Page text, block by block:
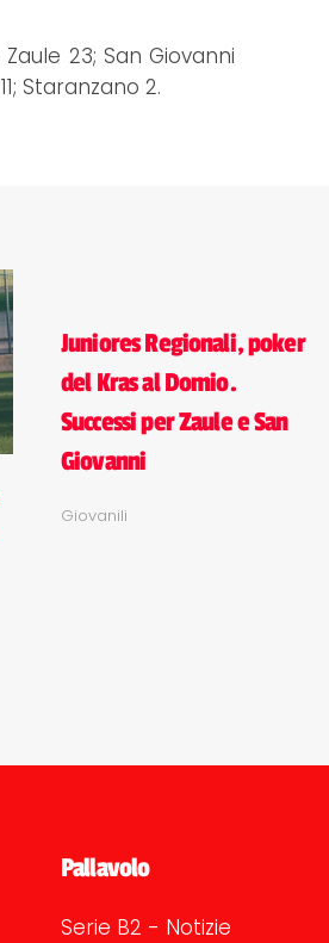
23; San Giovanni
Staranzano 2.
Juniores Regionali, poker
del Kras al Domio.
Successi per Zaule e San
Giovanni
Giovanili
Pallavolo
Serie B2 - Notizie